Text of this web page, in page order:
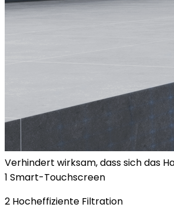
Verhindert wirksam, dass sich das
1 Smart-Touchscreen
2 Hocheffiziente Filtration